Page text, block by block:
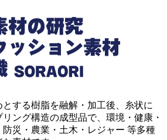
する樹脂を融解・加工後、糸状に
ング構造の成型品で、環境・健康・
災・農業・土木・レジャー 等多種